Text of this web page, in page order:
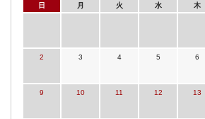
日 月 火 水 木
2 3 4 5 6
9 10 11 12 13